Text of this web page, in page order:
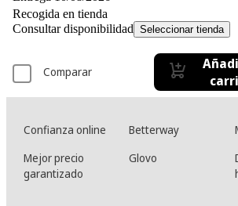
Recogida en tienda
Consultar disponibilidad Seleccionar tienda
Comparar
Confianza online Betterway
Mejor precio
garantizado
Glovo